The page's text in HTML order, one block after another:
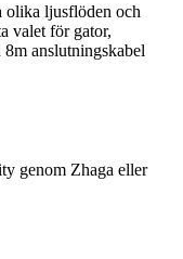
olika ljusflöden och
valet för gator,
anslutningskabel
genom Zhaga eller